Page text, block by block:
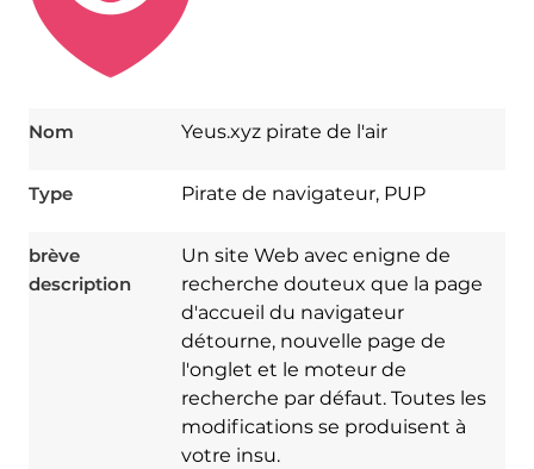
Nom Yeus.xyz pirate de l'air
Type Pirate de navigateur, PUP
brève
description
Un site Web avec enigne de
recherche douteux que la page
d'accueil du navigateur
détourne, nouvelle page de
l'onglet et le moteur de
recherche par défaut. Toutes les
modifications se produisent à
votre insu.